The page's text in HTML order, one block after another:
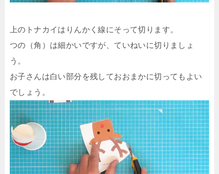
上のトナカイはりんかく線にそって切ります。
つの（角）は細かいですが、ていねいに切りましょ
う。
お子さんは白い部分を残しておおまかに切ってもよい
でしょう。